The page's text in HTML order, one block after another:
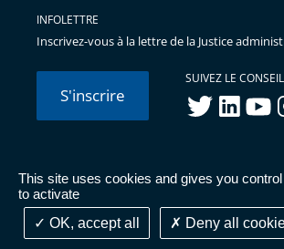
This site uses cookies and gives you
to activate
OK, accept all
Deny all
INFOLETTRE
Inscrivez-vous à la lettre de la Justice
S'inscrire
SUIVEZ LE
twitterlinkedIn
© Conseil d'État 2026 - Mentions légales
personnelles-Publications administratives-
partiellement conforme